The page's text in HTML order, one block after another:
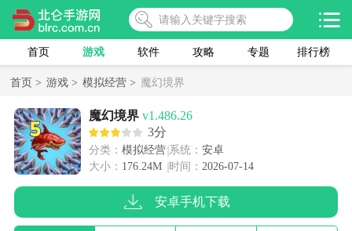
首页 游戏 软件 攻略 专题 排行榜
首页 > 游戏 > 模拟经营 > 魔幻境界
魔幻境界 v1.486.26
3分
分类： 模拟经营 系统： 安卓
大小： 176.24M 时间： 2026-07-14
安卓手机下载